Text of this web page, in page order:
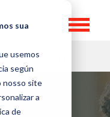
sua
usemos
según
nosso site
a
de